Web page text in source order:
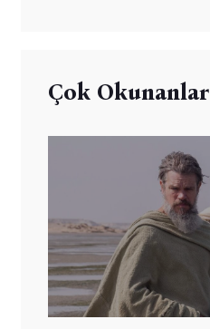
Çok Okunanlar